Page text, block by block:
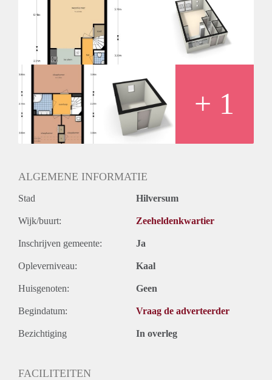
2,8 X Maandhuur Bruto
Onbepaalde termijn
Oplevering
Kaal
+ 1
ALGEMENE INFORMATIE
Stad Hilversum
Wijk/buurt: Zeeheldenkwartier
Inschrijven gemeente: Ja
Opleverniveau: Kaal
Huisgenoten: Geen
Begindatum: Vraag de adverteerder
Bezichtiging In overleg
FACILITEITEN